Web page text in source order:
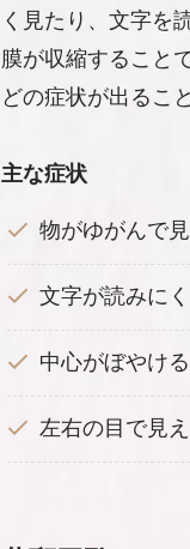
く見たり、文字を
膜が収縮すること
どの症状が出るこ
主な症状
物がゆがんで
文字が読みに
中心がぼやける
左右の目で見